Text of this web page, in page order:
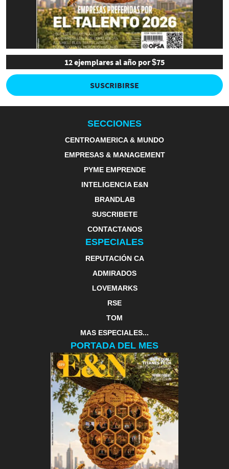
12 ejemplares al año por $75
SUSCRIBIRSE
SECCIONES
CENTROAMERICA & MUNDO
EMPRESAS & MANAGEMENT
PYME EMPRENDE
INTELIGENCIA E&N
BRANDLAB
SUSCRIBETE
CONTACTANOS
ESPECIALES
REPUTACIÓN CA
ADMIRADOS
LOVEMARKS
RSE
TOM
MAS ESPECIALES...
PORTADA DEL MES